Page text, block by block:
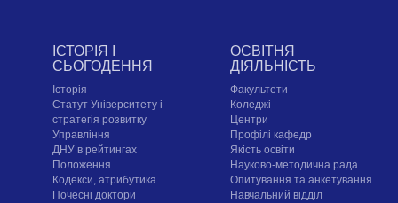
ІСТОРІЯ І
СЬОГОДЕННЯ
Історія
Статут Університету і
стратегія розвитку
Управління
ДНУ в рейтингах
Положення
Кодекси, атрибутика
Почесні доктори
ОСВІТНЯ
ДІЯЛЬНІСТЬ
Факультети
Коледжі
Центри
Профілі кафедр
Якість освіти
Науково-методична рада
Опитування та анкетування
Навчальний відділ